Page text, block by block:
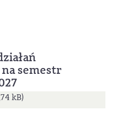
semestr
kB)